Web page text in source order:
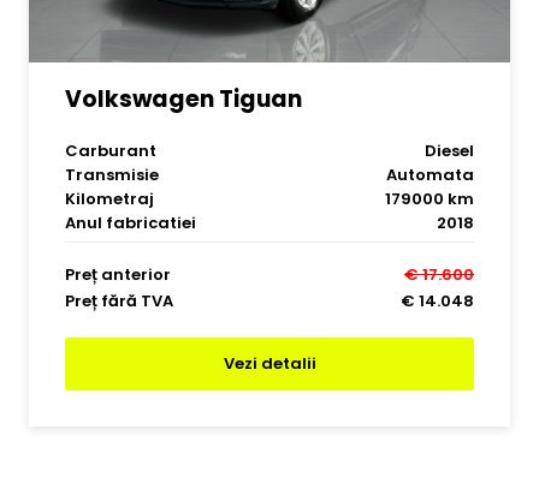
Volkswagen Tiguan
Carburant
Diesel
Transmisie
Automata
Kilometraj
179000 km
Anul fabricatiei
2018
Preț anterior
€ 17.600
Preț fără TVA
€ 14.048
Vezi detalii